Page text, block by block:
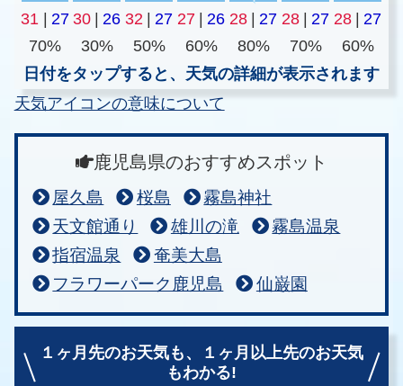
31 27 30 26 32 27 27 26 28 27 28 27 28
27
70%
30% 50% 60% 80% 70%
60%
日付をタップすると、天気の詳細が表示されます
天気アイコンの意味について
鹿児島県のおすすめスポット
屋久島 桜島
霧島神社
天文館通り
雄川の滝
霧島温泉
指宿温泉
奄美大島
フラワーパーク鹿児島
仙巌園
１ヶ月先のお天気も、
１ヶ月以上先のお天気
もわかる!